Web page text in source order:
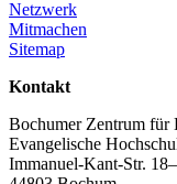
Netzwerk
Mitmachen
Sitemap
Kontakt
Bochumer Zentrum für
Evangelische
Immanuel-Kant-Str.